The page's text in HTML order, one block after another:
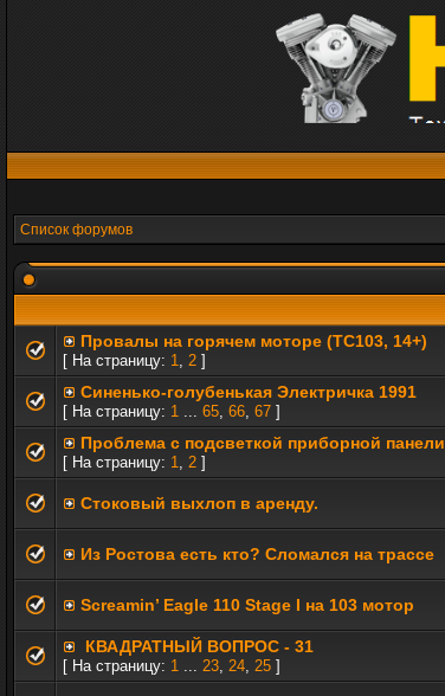
Список форумов
Провалы на горячем моторе (TC103, 14+)
[ На страницу: 1, 2 ]
Синенько-голубенькая Электричка 1991
[ На страницу: 1 ... 65, 66, 67 ]
Проблема с подсветкой приборной панели
[ На страницу: 1, 2 ]
Стоковый выхлоп в аренду.
Из Ростова есть кто? Сломался на трассе
Screamin’ Eagle 110 Stage I на 103 мотор
КВАДРАТНЫЙ ВОПРОС - 31
[ На страницу: 1 ... 23, 24, 25 ]